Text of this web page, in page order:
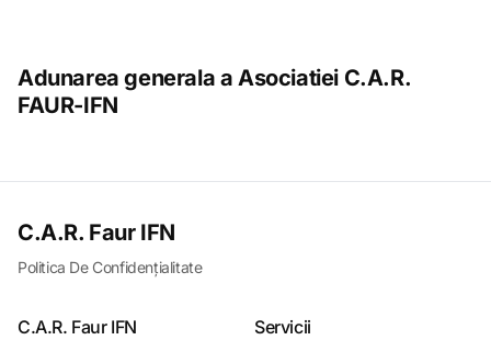
Adunarea generala a Asociatiei C.A.R.
FAUR-IFN
C.A.R. Faur IFN
Politica De Confidențialitate
C.A.R. Faur IFN Servicii